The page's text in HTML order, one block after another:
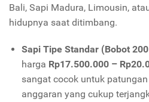
Bali, Sapi Madura, Limousin,
hidupnya saat ditimbang.
Sapi Tipe Standar (Bobot
harga Rp17.500.000 –
sangat cocok untuk
anggaran yang cukup